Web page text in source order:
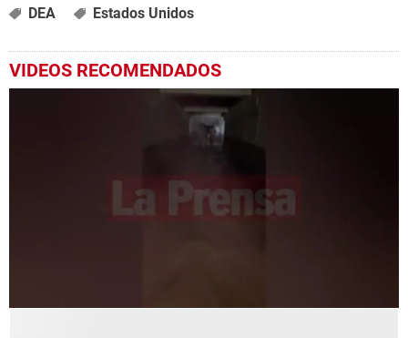
DEA Estados Unidos
VIDEOS RECOMENDADOS